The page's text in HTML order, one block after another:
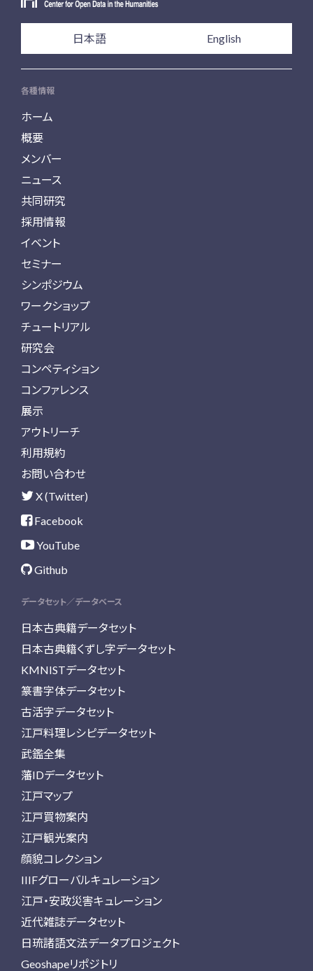
日本語 English
各種情報
ホーム
概要
メンバー
ニュース
共同研究
採用情報
イベント
セミナー
シンポジウム
ワークショップ
チュートリアル
研究会
コンペティション
コンファレンス
展示
アウトリーチ
利用規約
お問い合わせ
X (Twitter)
Facebook
YouTube
Github
データセット／データベース
日本古典籍データセット
日本古典籍くずし字データセット
KMNISTデータセット
篆書字体データセット
古活字データセット
江戸料理レシピデータセット
武鑑全集
藩IDデータセット
江戸マップ
江戸買物案内
江戸観光案内
顔貌コレクション
IIIFグローバルキュレーション
江戸・安政災害キュレーション
近代雑誌データセット
日琉諸語文法データプロジェクト
Geoshapeリポジトリ